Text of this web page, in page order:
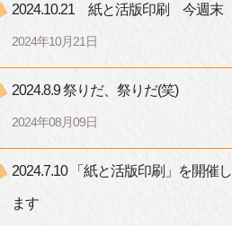
2024.10.21 紙と活版印刷 今週末
2024年10月21日
2024.8.9 祭りだ、祭りだ(笑)
2024年08月09日
2024.7.10 「紙と活版印刷」を開催し
ます